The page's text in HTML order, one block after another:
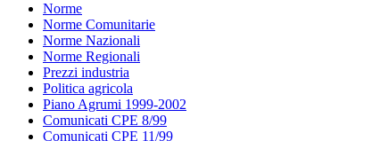
Norme
Norme Comunitarie
Norme Nazionali
Norme Regionali
Prezzi industria
Politica agricola
Piano Agrumi 1999-2002
Comunicati CPE 8/99
Comunicati CPE 11/99